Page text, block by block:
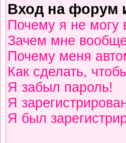
Вход на форум
Почему я не могу
Зачем мне
Почему меня
Как сделать,
Я забыл пароль!
Я
Я был